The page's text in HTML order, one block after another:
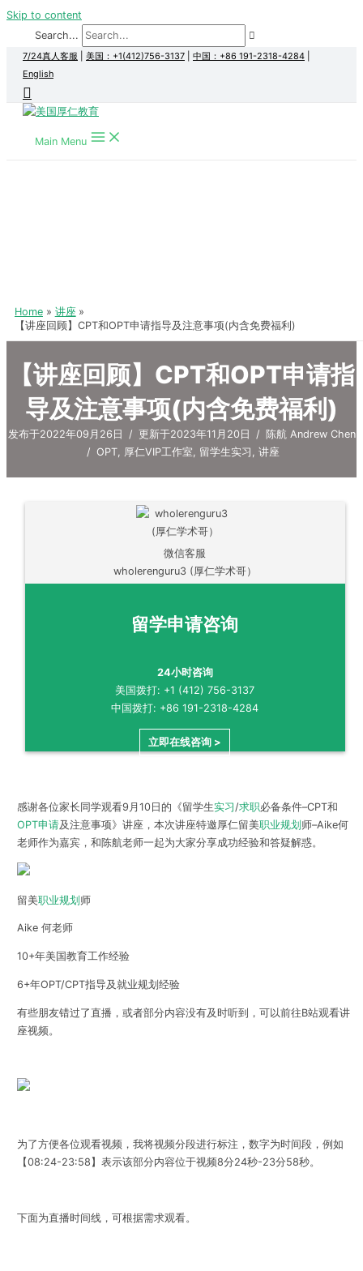
Skip to content
Search...
7/24真人客服 美国：+1(412)756-3137 中国：+86 191-2318-4284
English
Main Menu
Home
讲座
【讲座回顾】CPT和OPT申请指导及注意事项(内含免费福利)
【讲座回顾】CPT和OPT申请指
导及注意事项(内含免费福利)
发布于2022年09月26日 / 更新于2023年11月20日 / 陈航 Andrew Chen
/ OPT, 厚仁VIP工作室, 留学生实习 , 讲座
微信客服
wholerenguru3 (厚仁学术哥）
留学申请咨询
24小时咨询
美国拨打: +1 (412) 756-3137
中国拨打: +86 191-2318-4284
立即在线咨询 >
感谢各位家长同学观看9月10日的《留学生实习/求职必备条件–CPT和
OPT申请及注意事项》讲座，本次讲座特邀厚仁留美职业规划 师–Aike何
老师作为嘉宾，和陈航老师一起为大家分享成功经验和答疑解惑。
留美职业规划师
Aike 何老师
10+年美国教育工作经验
6+年OPT/CPT指导及就业规划经验
有些朋友错过了直播，或者部分内容没有及时听到，可以前往B站观看讲
座视频。
为了方便各位观看视频，我将视频分段进行标注，数字为时间段，例如
【08:24-23:58】表示该部分内容位于视频8分24秒-23分58秒。
下面为直播时间线，可根据需求观看。